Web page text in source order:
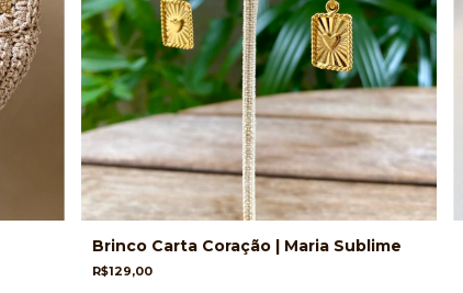
Brinco Carta Coração | Maria Sublime
R$129,00